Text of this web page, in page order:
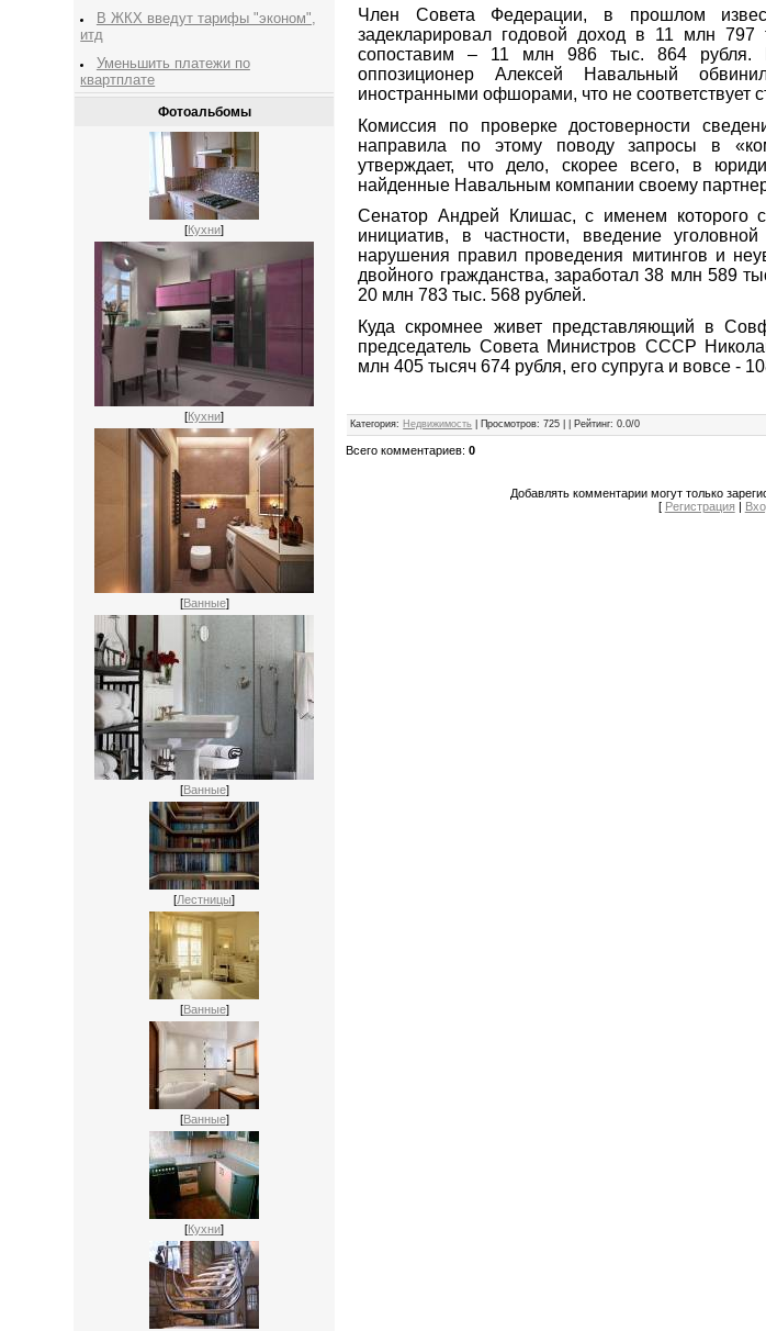
В ЖКХ введут тарифы "эконом",
итд
Уменьшить платежи по
квартплате
Фотоальбомы
[Кухни]
[Кухни]
[Ванные]
[Ванные]
[Лестницы]
[Ванные]
[Ванные]
[Кухни]
Член Совета Федерации, в прошлом
задекларировал годовой доход в 11 млн 797
сопоставим – 11 млн 986 тыс. 864 рубля.
оппозиционер Алексей Навальный
иностранными офшорами, что не соответствует
Комиссия по проверке достоверности
направила по этому поводу запросы в
утверждает, что дело, скорее всего, в
найденные Навальным компании своему
Сенатор Андрей Клишас, с именем которого
инициатив, в частности, введение
нарушения правил проведения митингов и
двойного гражданства, заработал 38 млн 589
20 млн 783 тыс. 568 рублей.
Куда скромнее живет представляющий в
председатель Совета Министров СССР
млн 405 тысяч 674 рубля, его супруга и вовсе -
Категория: Недвижимость Просмотров: 725 | | Рейтинг:0.0/0
Всего комментариев:0
Добавлять комментарии могут только
[ Регистрация |